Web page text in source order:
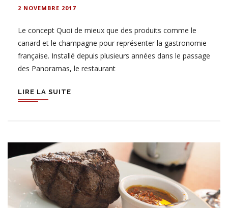
2 NOVEMBRE 2017
Le concept Quoi de mieux que des produits comme le
canard et le champagne pour représenter la gastronomie
française. Installé depuis plusieurs années dans le passage
des Panoramas, le restaurant
LIRE LA SUITE